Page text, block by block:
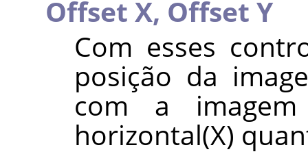
Offset X, Offset Y
Com esses
posição da
com a
horizontal(X)